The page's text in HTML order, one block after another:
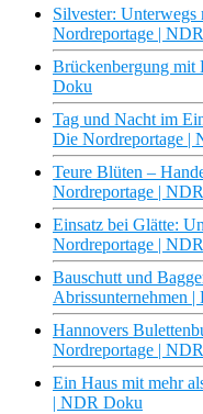
Silvester:
Nordreportage |
Brückenbergung mit
Doku
Tag und Nacht im
Die Nordreportage |
Teure Blüten –
Nordreportage |
Einsatz bei Glätte:
Nordreportage |
Bauschutt und
Abrissunternehmen
Hannovers
Nordreportage |
Ein Haus mit mehr
| NDR Doku